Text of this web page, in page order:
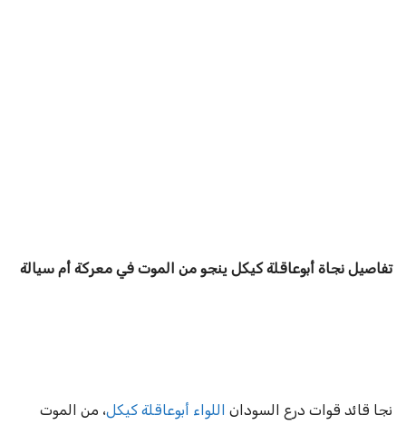
تفاصيل نجاة أبوعاقلة كيكل ينجو من الموت في معركة أم سيالة
نجا قائد قوات درع السودان اللواء أبوعاقلة كيكل، من الموت